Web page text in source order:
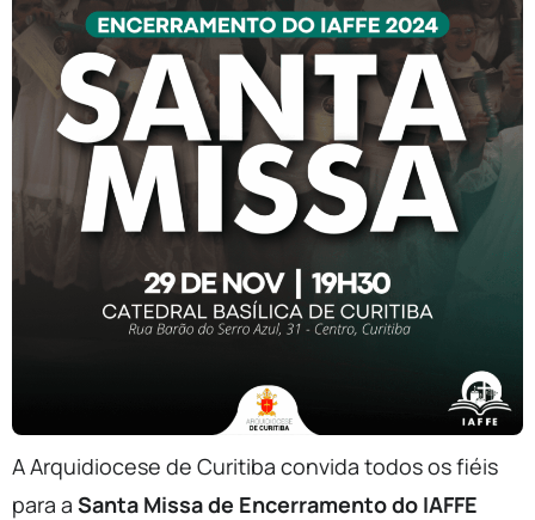
A Arquidiocese de Curitiba convida todos os fiéis
para a Santa Missa de Encerramento do IAFFE